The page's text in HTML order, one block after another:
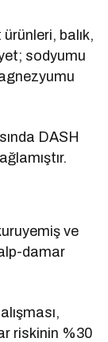
balık,
sodyumu
DASH
ve
damar
riskinin %30